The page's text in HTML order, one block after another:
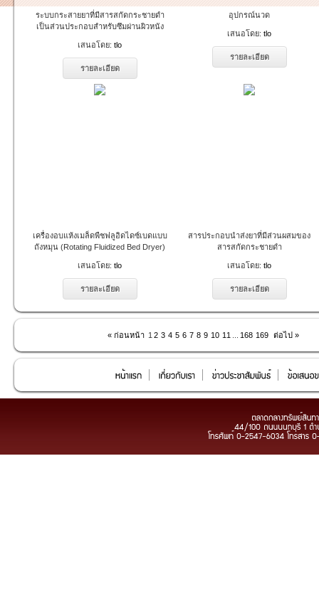
ระบบกระสายยาที่มีสารสกัดกระชายดำ
เป็นส่วนประกอบสำหรับซึมผ่านผิวหนัง
เสนอโดย: tlo
รายละเอียด
อุปกรณ์นวด
เสนอโดย: tlo
รายละเอียด
เครื่องอบแห้งเมล็ดพืชฟลูอิดไดซ์เบดแบบ
ถังหมุน (Rotating Fluidized Bed Dryer)
เสนอโดย: tlo
รายละเอียด
สารประกอบนำส่งยาที่มีส่วนผสมของ
สารสกัดกระชายดำ
เสนอโดย: tlo
รายละเอียด
« ก่อนหน้า 1 2 3 4 5 6 7 8 9 10 11 168 169 ต่อไป »